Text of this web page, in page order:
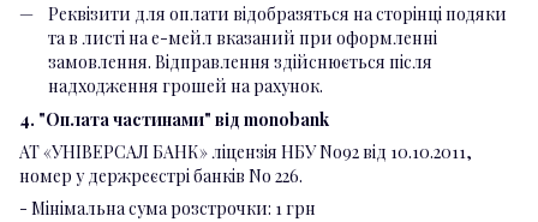
Реквізити для оплати відобразяться на сторінці подяки
та в листі на е-мейл вказаний при оформленні
замовлення. Відправлення здійснюється після
надходження грошей на рахунок.
4. "Оплата частинами" від monobank
АТ «УНІВЕРСАЛ БАНК» ліцензія НБУ No92 від 10.10.2011,
номер у держреєстрі банків No 226.
- Мінімальна сума розстрочки: 1 грн